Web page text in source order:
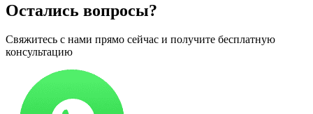
Остались вопросы?
Свяжитесь с нами прямо сейчас и получите бесплатную
консультацию